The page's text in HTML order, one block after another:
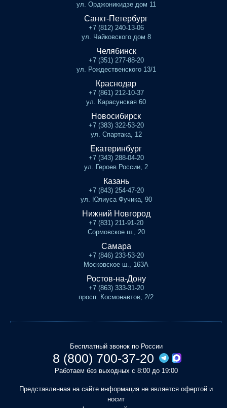
ул. Орджоникидзе дом 11
Санкт-Петербург
+7 (812) 240-13-06
ул. Чайковского дом 8
Челябинск
+7 (351) 277-88-20
ул. Рождественского 13/1
Краснодар
+7 (861) 212-10-37
ул. Карасунская 60
Новосибирск
+7 (383) 322-53-20
ул. Спартака, 12
Екатеринбург
+7 (343) 288-04-20
ул. Героев России, 2
Казань
+7 (843) 254-47-20
ул. Юлиуса Фучика, 90
Нижний Новгород
+7 (831) 211-91-20
Сормовское ш., 20
Самара
+7 (846) 233-53-20
Московское ш., 163А
Ростов-на-Дону
+7 (863) 333-31-20
просп. Космонавтов, 2/2
Бесплатный звонок по России
8 (800) 700-37-20
Работаем без выходных с 8:00 до 19:00
Представленная на сайте информация не является офертой и
носит